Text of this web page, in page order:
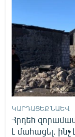
ԿԱՐԴԱՑԵՔ ՆԱԵՎ
Հրդեհ
է մահացել․